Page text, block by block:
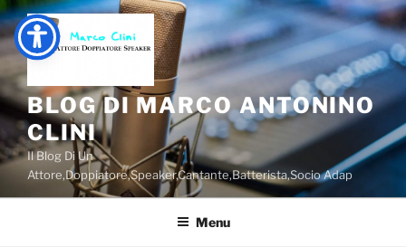
Salta
al
contenuto
BLOG DI MARCO ANTONINO
CLINI
Il Blog Di Un
Attore,Doppiatore,Speaker,Cantante,Batterista,Socio Adap
Menu